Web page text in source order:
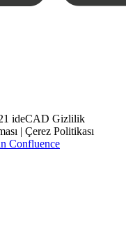
ideCAD Gizlilik
| Çerez Politikası
Confluence